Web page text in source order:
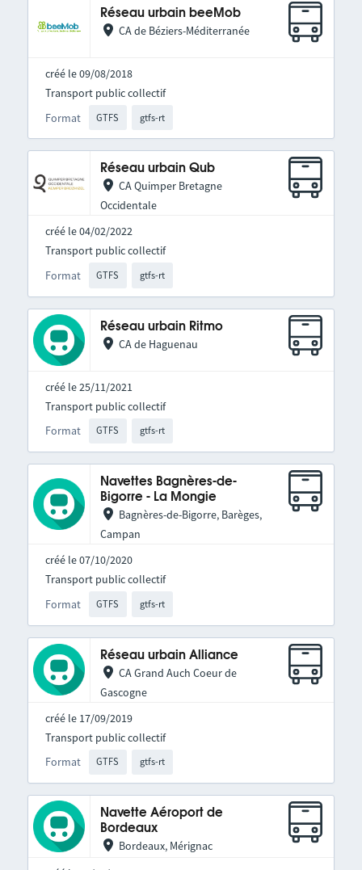
Réseau urbain beeMob
CA de Béziers-Méditerranée
créé le 09/08/2018
Format GTFS gtfs-rt
Transport public collectif
Réseau urbain Qub
CA Quimper Bretagne
Occidentale
créé le 04/02/2022
Format GTFS gtfs-rt
Transport public collectif
Réseau urbain Ritmo
CA de Haguenau
créé le 25/11/2021
Format GTFS gtfs-rt
Transport public collectif
Navettes Bagnères-de-
Bigorre - La Mongie
Bagnères-de-Bigorre, Barèges,
Campan
créé le 07/10/2020
Format GTFS gtfs-rt
Transport public collectif
Réseau urbain Alliance
CA Grand Auch Coeur de
Gascogne
créé le 17/09/2019
Format GTFS gtfs-rt
Transport public collectif
Navette Aéroport de
Bordeaux
Bordeaux, Mérignac